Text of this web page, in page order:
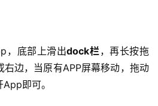
，底部上滑出dock栏 ，再长按拖
边，当原有APP屏幕移动，拖动
即可。